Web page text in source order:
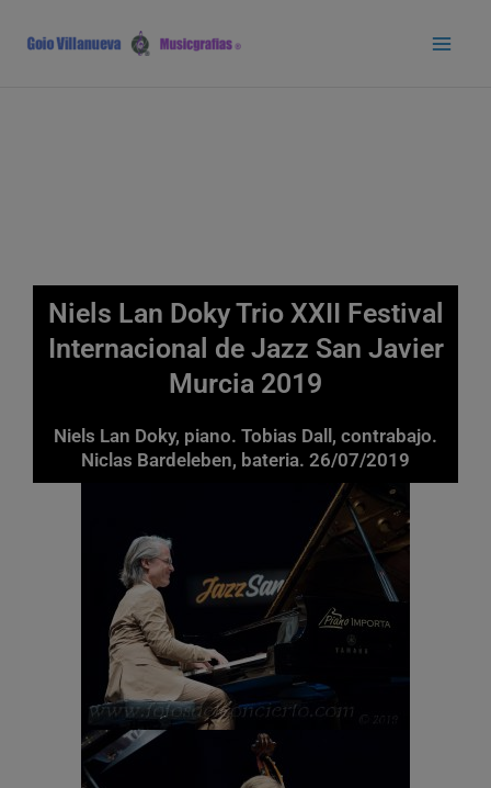
contenido
Niels Lan Doky Trio XXII Festival
Internacional de Jazz San Javier
Murcia 2019
Niels Lan Doky, piano. Tobias Dall, contrabajo.
Niclas Bardeleben, bateria. 26/07/2019